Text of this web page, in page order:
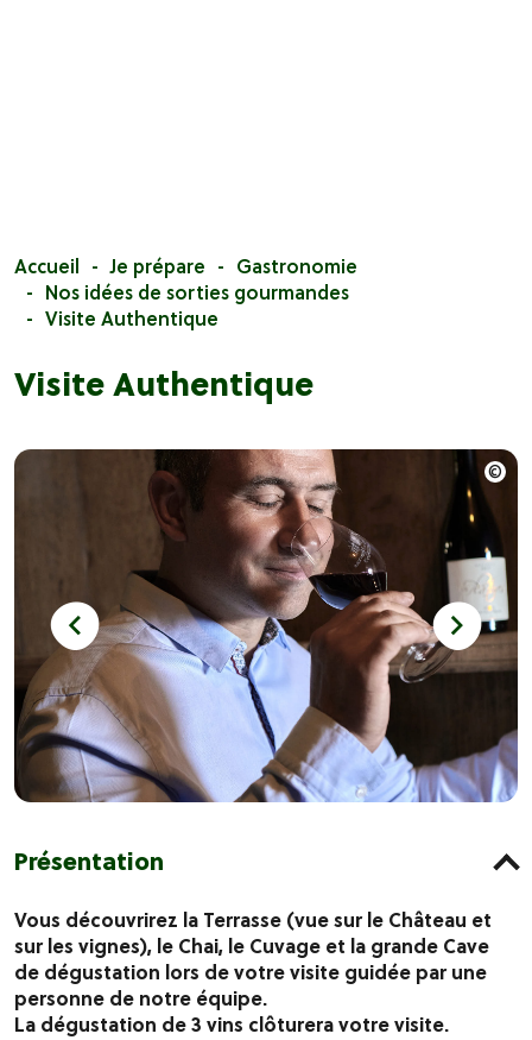
Accueil Je prépare
Gastronomie
Nos idées de sorties gourmandes
Visite Authentique
Visite Authentique
Présentation
Vous découvrirez la Terrasse (vue sur le Château et
sur les vignes), le Chai, le Cuvage et la grande Cave
de dégustation lors de votre visite guidée par une
personne de notre équipe.
La dégustation de 3 vins clôturera votre visite.